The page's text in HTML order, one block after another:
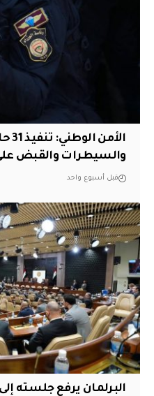
والسيطرات والقبض على 29
قبل أسبوع واحد
البرلمان يرفع جلسته